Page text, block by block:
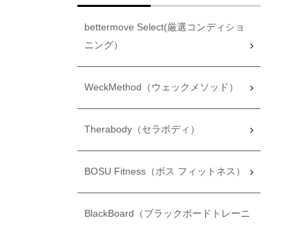
bettermove Select(厳選コンディショ
ニング）
WeckMethod（ウェックメソッド）
Therabody（セラボディ）
BOSU Fitness（ボス フィットネス）
BlackBoard（ブラックボードトレーニ